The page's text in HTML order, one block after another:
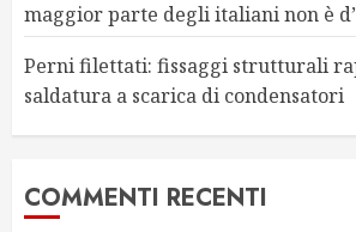
maggior parte degli italiani non è
Perni filettati: fissaggi strutturali
saldatura a scarica di condensatori
COMMENTI RECENTI